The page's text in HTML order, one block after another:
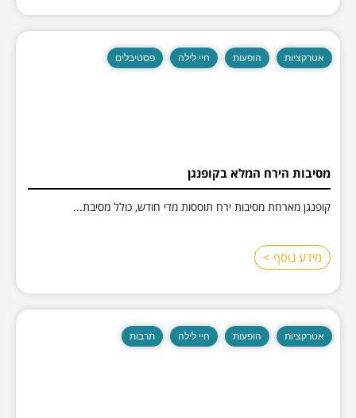
אטרקציות הופעות חיי לילה פסטיבלים
מסיבות הירח המלא בקופנגן
קופנגן מארחת מסיבות ירח תוססות מדי חודש, כולל מסיבת...
מידע נוסף >
אטרקציות הופעות חיי לילה תרבות